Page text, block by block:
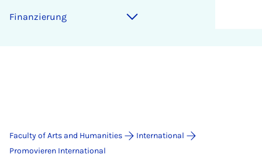
Finanzierung
Faculty of Arts and Humanities
International
Promovieren International